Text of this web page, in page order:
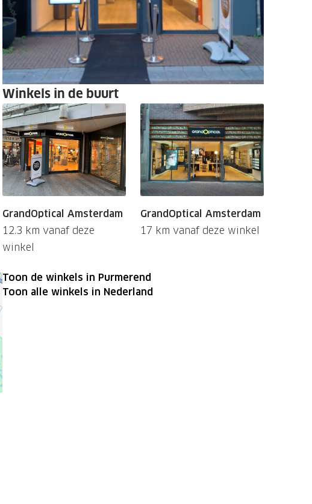
Winkels in de buurt
GrandOptical Amsterdam
12.3 km vanaf deze
winkel
GrandOptical Amsterdam
17 km vanaf deze winkel
Toon de winkels in Purmerend
Toon alle winkels in Nederland